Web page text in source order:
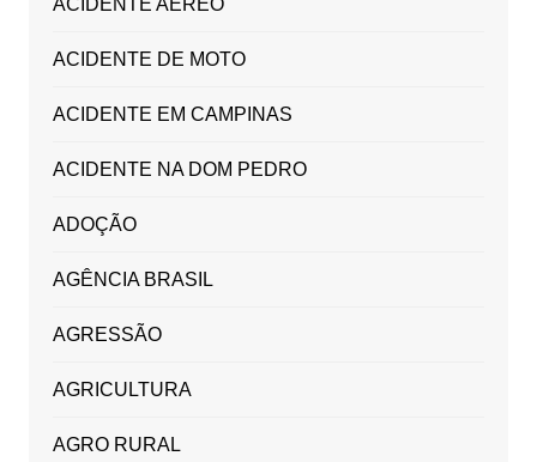
ACIDENTE AÉREO
ACIDENTE DE MOTO
ACIDENTE EM CAMPINAS
ACIDENTE NA DOM PEDRO
ADOÇÃO
AGÊNCIA BRASIL
AGRESSÃO
AGRICULTURA
AGRO RURAL